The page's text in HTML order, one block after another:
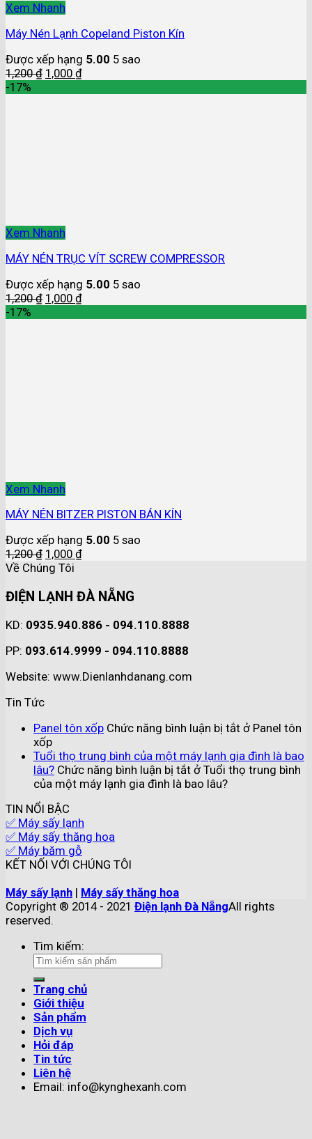
Xem Nhanh
Máy Nén Lạnh Copeland Piston Kín
Được xếp hạng 5.00 5 sao
1,200₫ 1,000 ₫
-17%
Xem Nhanh
MÁY NÉN TRỤC VÍT SCREW COMPRESSOR
Được xếp hạng 5.00 5 sao
1,200₫ 1,000 ₫
-17%
Xem Nhanh
MÁY NÉN BITZER PISTON BÁN KÍN
Được xếp hạng 5.00 5 sao
1,200₫ 1,000 ₫
Về Chúng Tôi
ĐIỆN LẠNH ĐÀ NẴNG
KD: 0935.940.886 - 094.110.8888
PP: 093.614.9999 - 094.110.8888
Website: www.Dienlanhdanang.com
Tin Tức
Panel tôn xốp Chức năng bình luận bị tắt ở Panel tôn
xốp
Tuổi thọ trung bình của một máy lạnh gia đình là bao
lâu? Chức năng bình luận bị tắt ở Tuổi thọ trung bình
của một máy lạnh gia đình là bao lâu?
TIN NỔI BẬC
✅ Máy sấy lạnh
✅ Máy sấy thăng hoa
✅ Máy băm gỗ
KẾT NỐI VỚI CHÚNG TÔI
Máy sấy lạnh | Máy sấy thăng hoa
Copyright ® 2014 - 2021 Điện lạnh Đà NẵngAll rights
reserved.
Tìm kiếm:
Trang chủ
Giới thiệu
Sản phẩm
Dịch vụ
Hỏi đáp
Tin tức
Liên hệ
Email: info@kynghexanh.com